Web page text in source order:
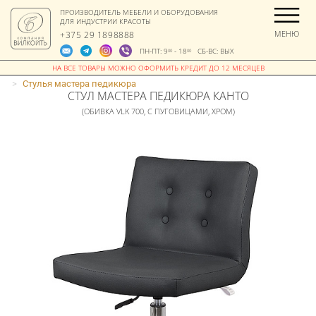
ПРОИЗВОДИТЕЛЬ МЕБЕЛИ И ОБОРУДОВАНИЯ
ДЛЯ ИНДУСТРИИ КРАСОТЫ
+375 29 1898888
ПН-ПТ: 900- 1800СБ-ВС: ВЫХ
МЕНЮ
> Стулья мастера педикюра
СТУЛ МАСТЕРА ПЕДИКЮРА КАНТО
(ОБИВКА VLK 700, С ПУГОВИЦАМИ, ХРОМ)